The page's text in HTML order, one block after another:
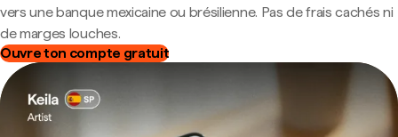
vers une banque mexicaine ou brésilienne. Pas de frais cachés ni
de marges louches.
Ouvre ton compte gratuit